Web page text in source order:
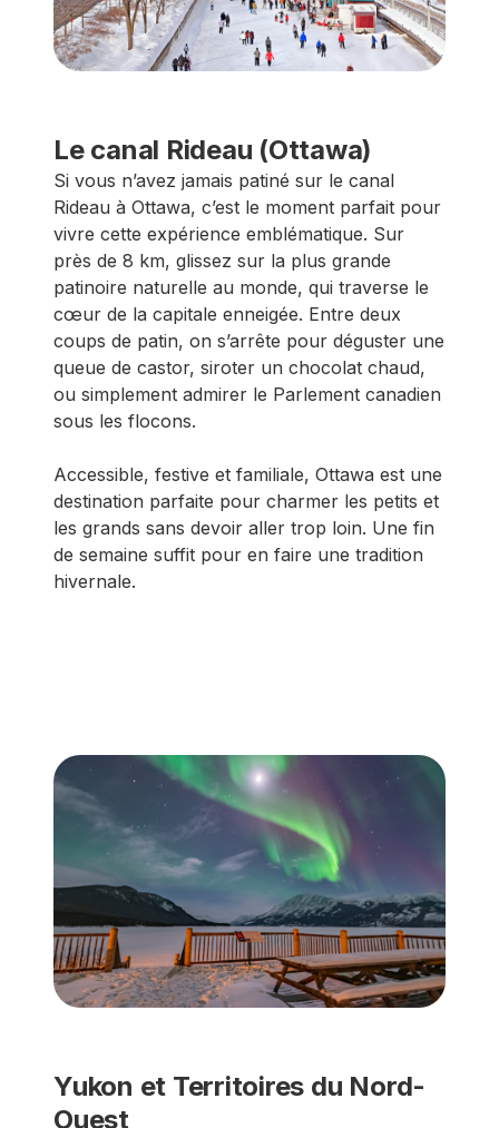
Le canal Rideau (Ottawa)
Si vous n’avez jamais patiné sur le canal
Rideau à Ottawa, c’est le moment parfait pour
vivre cette expérience emblématique. Sur
près de 8 km, glissez sur la plus grande
patinoire naturelle au monde, qui traverse le
cœur de la capitale enneigée. Entre deux
coups de patin, on s’arrête pour déguster une
queue de castor, siroter un chocolat chaud,
ou simplement admirer le Parlement canadien
sous les flocons.
Accessible, festive et familiale, Ottawa est une
destination parfaite pour charmer les petits et
les grands sans devoir aller trop loin. Une fin
de semaine suffit pour en faire une tradition
hivernale.
Yukon et Territoires du Nord-
Ouest